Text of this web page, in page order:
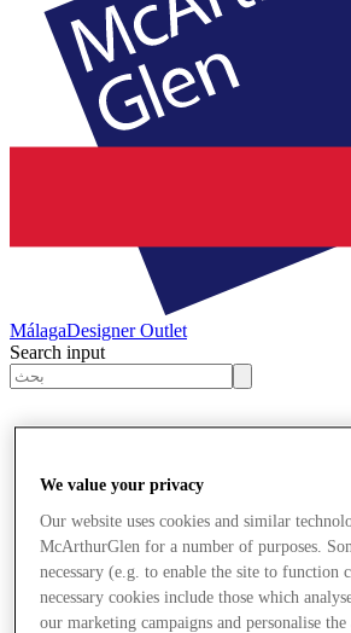
MálagaDesigner Outlet
Search input
We value your privacy
Our website uses cookies and similar
McArthurGlen for a number of purposes.
necessary (e.g. to enable the site to function
necessary cookies include those which
our marketing campaigns and personalise